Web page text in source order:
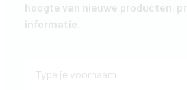
hoogte van nieuwe producten,
informatie.